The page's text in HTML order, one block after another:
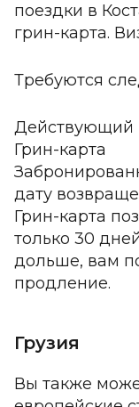
поездки в
грин-карта.
Требуются
Действующий
Грин-карта
дату
Грин-карта
только 30
дольше, вам
продление.
Грузия
Вы также